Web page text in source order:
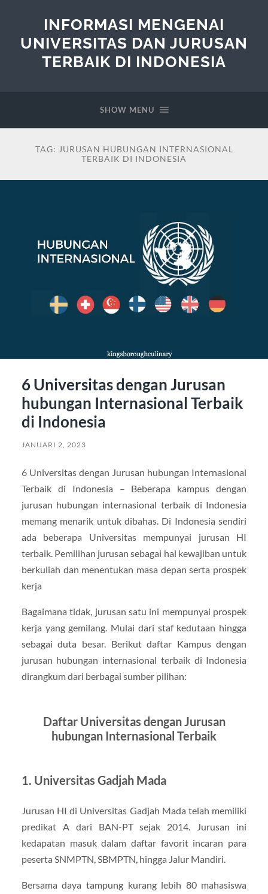
INFORMASI MENGENAI
UNIVERSITAS DAN JURUSAN
TERBAIK DI INDONESIA
SHOW MENU
TAG: JURUSAN HUBUNGAN INTERNASIONAL
TERBAIK DI INDONESIA
6 Universitas dengan Jurusan
hubungan Internasional Terbaik
di Indonesia
JANUARI 2, 2023
6 Universitas dengan Jurusan hubungan Internasional
Terbaik di Indonesia – Beberapa kampus dengan
jurusan hubungan internasional terbaik di Indonesia
memang menarik untuk dibahas. Di Indonesia sendiri
ada beberapa Universitas mempunyai jurusan HI
terbaik. Pemilihan jurusan sebagai hal kewajiban untuk
berkuliah dan menentukan masa depan serta prospek
kerja
Bagaimana tidak, jurusan satu ini mempunyai prospek
kerja yang gemilang. Mulai dari staf kedutaan hingga
sebagai duta besar. Berikut daftar Kampus dengan
jurusan hubungan internasional terbaik di Indonesia
dirangkum dari berbagai sumber pilihan:
Daftar Universitas dengan Jurusan
hubungan Internasional Terbaik
1. Universitas Gadjah Mada
Jurusan HI di Universitas Gadjah Mada telah memiliki
predikat A dari BAN-PT sejak 2014. Jurusan ini
kedapatan masuk dalam daftar favorit incaran para
peserta SNMPTN, SBMPTN, hingga Jalur Mandiri.
Bersama daya tampung kurang lebih 80 mahasiswa